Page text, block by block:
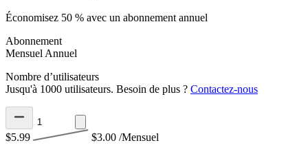
Économisez 50 % avec un abonnement annuel
Abonnement
Mensuel Annuel
Nombre d’utilisateurs
Jusqu'à 1000 utilisateurs. Besoin de plus ? Contactez-nous
$5.99 $3.00 /Mensuel